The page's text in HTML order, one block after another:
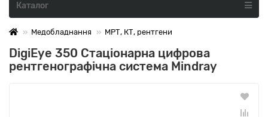
Каталог
Медобладнання МРТ, КТ, рентгени
DigiEye 350 Стаціонарна цифрова
рентгенографічна система Mindray